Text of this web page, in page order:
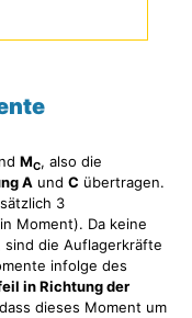
MC, also die
A und C übertragen.
3
Moment). Da keine
sind die Auflagerkräfte
infolge des
in Richtung der
dieses Moment um